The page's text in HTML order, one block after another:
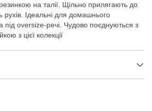
на талії. Щільно прилягають до
рухів. Ідеальні для домашнього
під oversize-речі. Чудово поєднуються з
з цієї колекції